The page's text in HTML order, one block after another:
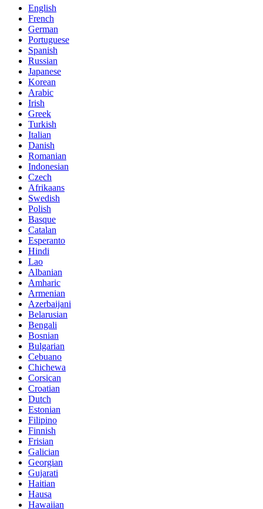
English
French
German
Portuguese
Spanish
Russian
Japanese
Korean
Arabic
Irish
Greek
Turkish
Italian
Danish
Romanian
Indonesian
Czech
Afrikaans
Swedish
Polish
Basque
Catalan
Esperanto
Hindi
Lao
Albanian
Amharic
Armenian
Azerbaijani
Belarusian
Bengali
Bosnian
Bulgarian
Cebuano
Chichewa
Corsican
Croatian
Dutch
Estonian
Filipino
Finnish
Frisian
Galician
Georgian
Gujarati
Haitian
Hausa
Hawaiian